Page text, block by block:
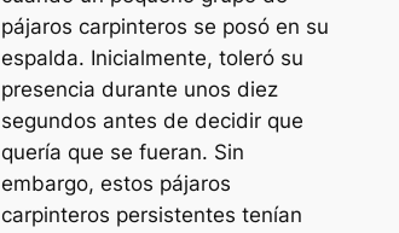
pájaros carpinteros se posó en su
espalda. Inicialmente, toleró su
presencia durante unos diez
segundos antes de decidir que
quería que se fueran. Sin
embargo, estos pájaros
carpinteros persistentes tenían